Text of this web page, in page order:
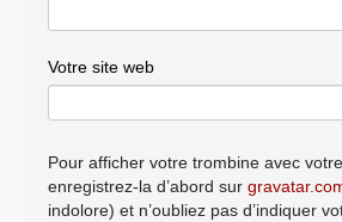
Votre site web
Pour afficher votre trombine avec
enregistrez-la d’abord sur
indolore) et n’oubliez pas d’indiquer